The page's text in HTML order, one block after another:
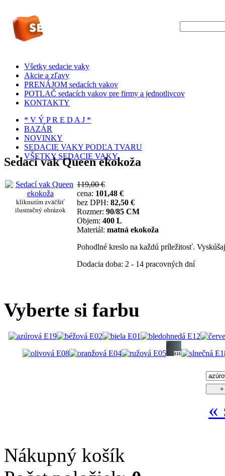
Všetky sedacie vaky
Akcie a zľavy
PRENÁJOM sedacích vakov
POTLAČ sedacích vakov pre firmy a jednotlivcov
KONTAKTY
* V Ý P R E D A J *
BAZÁR
NOVINKY
SEDACIE VAKY PODĽA TVARU
VŠETKY SEDACIE VAKY
Sedací vak Queen ekokoža
kliknutím zväčšiť
ilustračný obrázok
119,00 €
cena: 101,48 €
bez DPH: 82,50 €
Rozmer: 90/85 CM
Objem: 400 L
Materiál: matná ekokoža
Pohodlné kreslo na každú príležitosť.
Dodacia doba: 2 - 14 pracovných dní
Vyberte si farbu
«
Nákupný košík